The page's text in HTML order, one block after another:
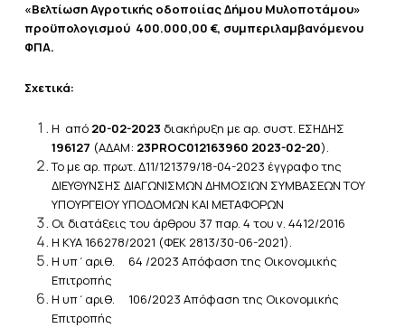
«Βελτίωση Αγροτικής οδοποιίας Δήμου Μυλοποτάμου»
προϋπολογισμού 400.000,00 €, συμπεριλαμβανόμενου
ΦΠΑ.
Σχετικά:
Η από 20-02-2023 διακήρυξη με αρ. συστ. ΕΣΗΔΗΣ
196127 (ΑΔΑΜ: 23PROC012163960 2023-02-20).
Το με αρ. πρωτ. Δ11/121379/18-04-2023 έγγραφο της
ΔΙΕΥΘΥΝΣΗΣ ΔΙΑΓΩΝΙΣΜΩΝ ΔΗΜΟΣΙΩΝ ΣΥΜΒΑΣΕΩΝ ΤΟΥ
ΥΠΟΥΡΓΕΙΟΥ ΥΠΟΔΟΜΩΝ ΚΑΙ ΜΕΤΑΦΟΡΩΝ
Οι διατάξεις του άρθρου 37 παρ. 4 του ν. 4412/2016
Η ΚΥΑ 166278/2021 (ΦΕΚ 2813/30-06-2021).
Η υπ΄αριθ. 64 /2023 Απόφαση της Οικονομικής
Επιτροπής
Η υπ΄αριθ. 106/2023 Απόφαση της Οικονομικής
Επιτροπής